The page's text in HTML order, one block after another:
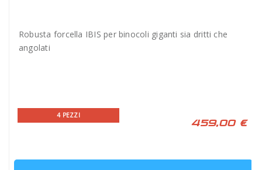
Robusta forcella IBIS per binocoli giganti sia dritti che
angolati
4 PEZZI
459,00 €